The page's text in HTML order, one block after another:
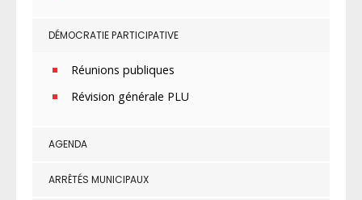
DÉMOCRATIE PARTICIPATIVE
Réunions publiques
Révision générale PLU
AGENDA
ARRÊTÉS MUNICIPAUX